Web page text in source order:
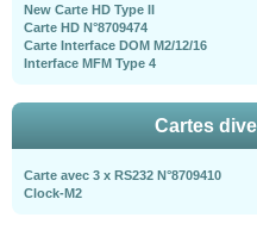
New Carte HD Type II
Carte HD N°8709474
Carte Interface DOM M2/12/16
Interface MFM Type 4
Cartes
Carte avec 3 x RS232 N°8709410
Clock-M2